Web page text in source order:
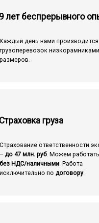
9 лет беспрерывного
Каждый день нами производится
грузоперевозок
размеров.
Страховка груза
Страхование ответственности
– до 47 млн. руб. Можем работать
без НДС/наличными. Работа
исключительно по договору.